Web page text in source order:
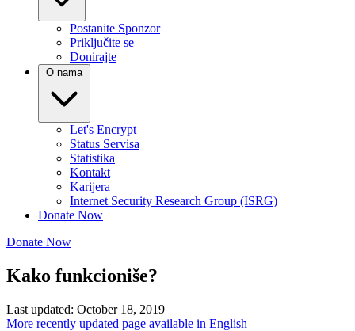
Postanite Sponzor
Priključite se
Donirajte
O nama
Let's Encrypt
Status Servisa
Statistika
Kontakt
Karijera
Internet Security Research Group (ISRG)
Donate Now
Donate Now
Kako funkcioniše?
Last updated: October 18, 2019
More recently updated page available in English